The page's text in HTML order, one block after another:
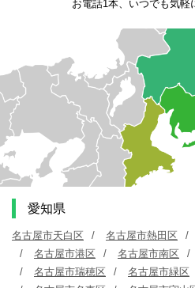
お電話1本、いつでも気軽
愛知県
名古屋市天白区 名古屋市熱田区
名古屋市港区
名古屋市南区
名古屋市瑞穂区
名古屋市緑区